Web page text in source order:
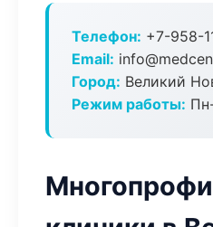
Телефон: +7-958-
Email:
Город: Великий
Режим работы: